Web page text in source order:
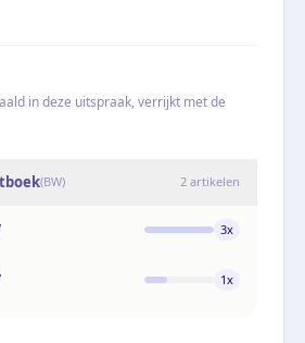
in deze uitspraak, verrijkt met de
(BW) 2 artikelen
3x
1x